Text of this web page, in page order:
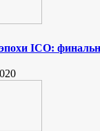
ICO: